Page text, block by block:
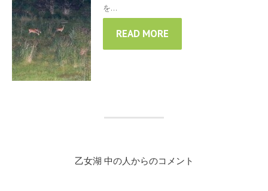
を…
READ MORE
乙女湖 中の人からのコメント